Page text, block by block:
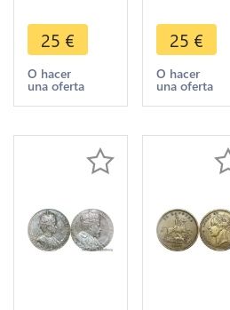
Newgate
Middlesex
Half Penny
1794 ->
25 €
O hacer
una oferta
Token
Joannes ille
coquus sui
filiique John
London
25 €
O hacer
una oferta